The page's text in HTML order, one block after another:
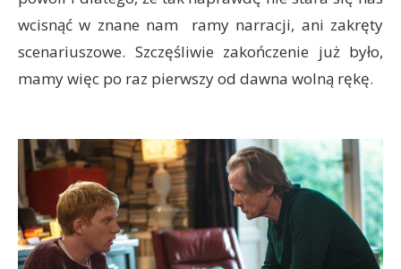
wcisnąć w znane nam ramy narracji, ani zakręty
scenariuszowe. Szczęśliwie zakończenie już było,
mamy więc po raz pierwszy od dawna wolną rękę.